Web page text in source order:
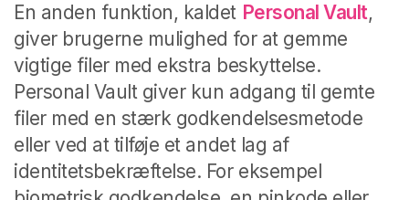
En anden funktion, kaldet Personal Vault,
giver brugerne mulighed for at gemme
vigtige filer med ekstra beskyttelse.
Personal Vault giver kun adgang til gemte
filer med en stærk godkendelsesmetode
eller ved at tilføje et andet lag af
identitetsbekræftelse. For eksempel